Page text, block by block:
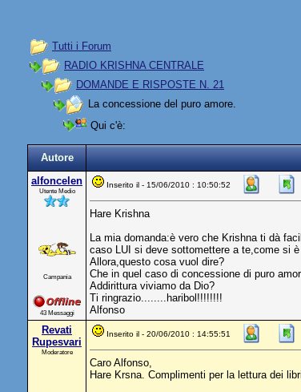
Tutti i Forum
RADIO KRISHNA CENTRALE
DOMANDE E RISPOSTE N. 21
La concessione del puro amore.
Qui c'è:
Autore
alfoncelen
Utente Medio
Campania
43 Messaggi
Inserito il - 15/06/2010 : 10:50:52
Hare Krishna
La mia domanda:è vero che Krishna ti dà
caso LUI si deve sottomettere a te,come si
Allora,questo cosa vuol dire?
Che in quel caso di concessione di puro
Addirittura viviamo da Dio?
Ti ringrazio........haribol!!!!!!!!
Alfonso
Revati
Rupesvari
Moderatore
Inserito il - 20/06/2010 : 14:55:51
Caro Alfonso,
Hare Krsna. Complimenti per la lettura dei